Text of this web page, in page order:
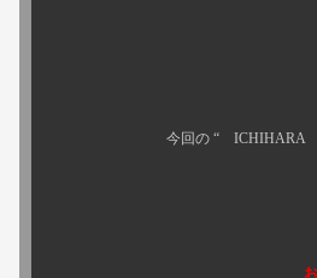
今回の “ ICHIHARA × ＧＯ
お待たせ致し